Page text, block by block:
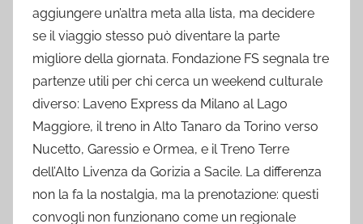
aggiungere un’altra meta alla lista, ma decidere
se il viaggio stesso può diventare la parte
migliore della giornata. Fondazione FS segnala tre
partenze utili per chi cerca un weekend culturale
diverso: Laveno Express da Milano al Lago
Maggiore, il treno in Alto Tanaro da Torino verso
Nucetto, Garessio e Ormea, e il Treno Terre
dell’Alto Livenza da Gorizia a Sacile. La differenza
non la fa la nostalgia, ma la prenotazione: questi
convogli non funzionano come un regionale